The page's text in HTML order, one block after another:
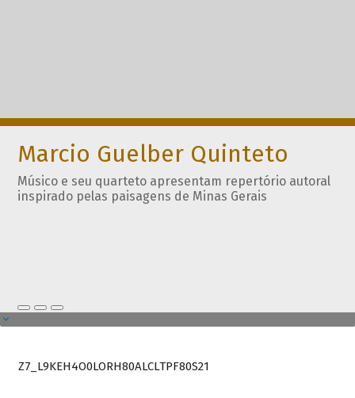
Marcio Guelber Quinteto
Músico e seu quarteto apresentam repertório autoral
inspirado pelas paisagens de Minas Gerais
Z7_L9KEH4O0LORH80ALCLTPF80S21